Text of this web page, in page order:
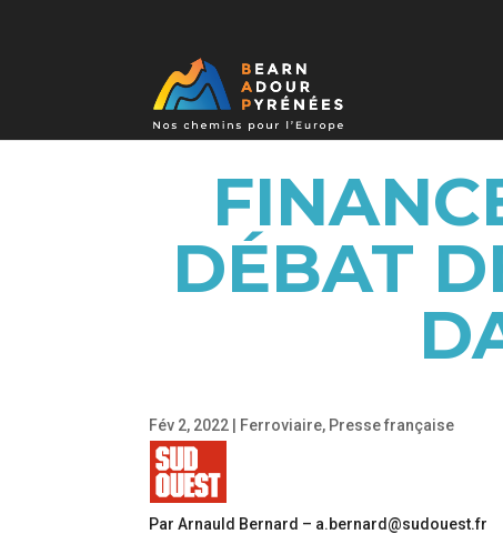
DÉBAT
Fév 2, 2022 Ferroviaire, Presse française
Par Arnauld Bernard – a.bernard@sudouest.fr